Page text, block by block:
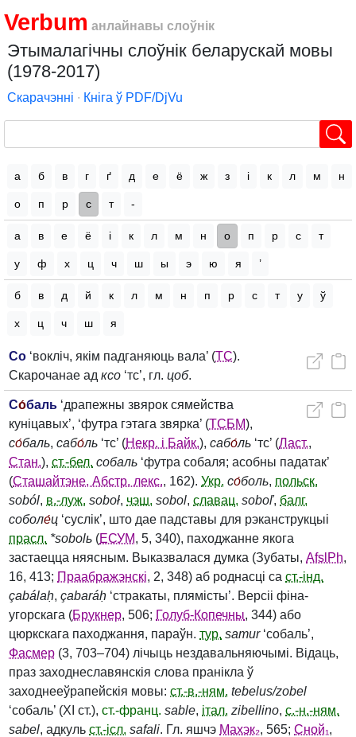
Verbum анлайнавы слоўнік
Этымалагічны слоўнік беларускай мовы
(1978-2017)
Скарачэнні ∙ Кніга ў PDF/DjVu
а б в г ґ д е ё ж з і к л м н
о п р с т -
а в е ё і к л м н о п р с т
у ф х ц ч ш ы э ю я ’
б в д й к л м н п р с т у ў
х ц ч ш я
Со ‘вокліч, якім падганяюць вала’ (ТС).
Скарочанае ад ксо ‘тс’, гл. цоб.
Со́баль ‘драпежны звярок сямейства
куніцавых’, ‘футра гэтага звярка’ (ТСБМ),
со́баль, сабо́ль ‘тс’ (Некр. і Байк.), сабо́ль ‘тс’ (Ласт.,
Стан.), ст.-бел. собаль ‘футра собаля; асобны падатак’
(Сташайтэне, Абстр. лекс., 162). Укр. со́боль, польск.
soból, в.-луж. soboł, чэш. sobol, славац. soboľ, балг.
соболе́ц ‘суслік’, што дае падставы для рэканструкцыі
прасл. *sobolь (ЕСУМ, 5, 340), паходжанне якога
застаецца няясным. Выказвалася думка (Зубаты, AfslPh,
16, 413; Праабражэнскі, 2, 348) аб роднасці са ст.-інд.
çabálaḥ, çabaráḥ ‘стракаты, плямісты’. Версіі фіна-
угорскага (Брукнер, 506; Голуб-Копечны, 344) або
цюркскага паходжання, параўн. тур. samur‘собаль’,
Фасмер (3, 703–704) лічыць нездавальняючымі. Відаць,
праз заходнеславянскія слова пранікла ў
заходнееўрапейскія мовы: ст.-в.-ням. tebelus/zobel
‘собаль’ (XI ст.), ст.-франц. sable, італ. zibellino, с.-н.-ням.
sabel, адкуль ст.-ісл. safali. Гл. яшчэ Махэк₂, 565; Сной₁,